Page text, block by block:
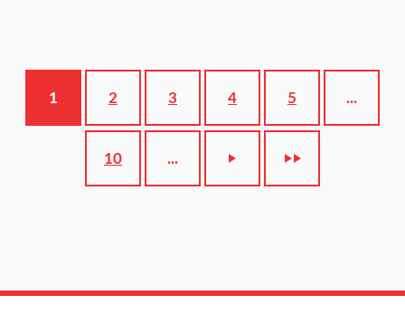
1 2 3 4 5 ...
10 ...